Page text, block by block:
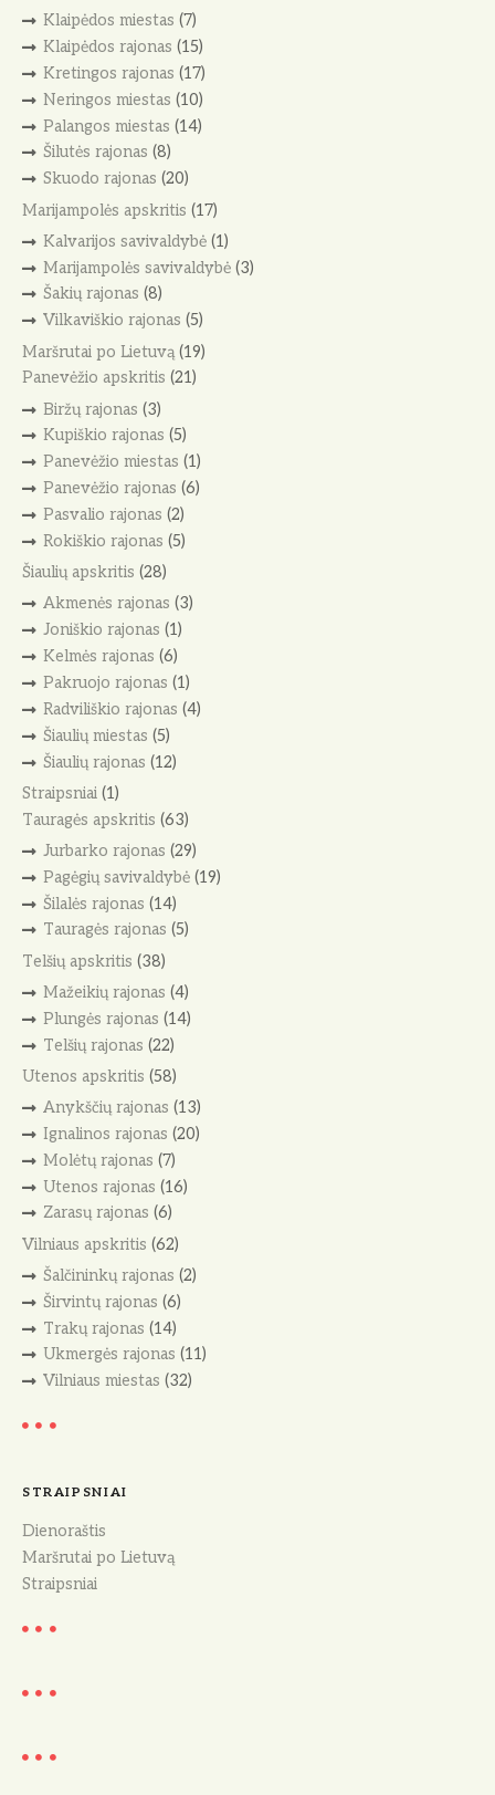
Klaipėdos miestas (7)
Klaipėdos rajonas (15)
Kretingos rajonas (17)
Neringos miestas (10)
Palangos miestas (14)
Šilutės rajonas (8)
Skuodo rajonas (20)
Marijampolės apskritis (17)
Kalvarijos savivaldybė(1)
Marijampolės savivaldybė(3)
Šakių rajonas (8)
Vilkaviškio rajonas (5)
Maršrutai po Lietuvą(19)
Panevėžio apskritis (21)
Biržų rajonas (3)
Kupiškio rajonas (5)
Panevėžio miestas (1)
Panevėžio rajonas (6)
Pasvalio rajonas (2)
Rokiškio rajonas (5)
Šiaulių apskritis (28)
Akmenės rajonas (3)
Joniškio rajonas (1)
Kelmės rajonas (6)
Pakruojo rajonas (1)
Radviliškio rajonas (4)
Šiaulių miestas (5)
Šiaulių rajonas (12)
Straipsniai (1)
Tauragės apskritis (63)
Jurbarko rajonas (29)
Pagėgių savivaldybė(19)
Šilalės rajonas (14)
Tauragės rajonas (5)
Telšių apskritis (38)
Mažeikių rajonas (4)
Plungės rajonas (14)
Telšių rajonas (22)
Utenos apskritis (58)
Anykščių rajonas (13)
Ignalinos rajonas (20)
Molėtų rajonas (7)
Utenos rajonas (16)
Zarasų rajonas (6)
Vilniaus apskritis (62)
Šalčininkų rajonas (2)
Širvintų rajonas (6)
Trakų rajonas (14)
Ukmergės rajonas (11)
Vilniaus miestas (32)
STRAIPSNIAI
Dienoraštis
Maršrutai po Lietuvą
Straipsniai